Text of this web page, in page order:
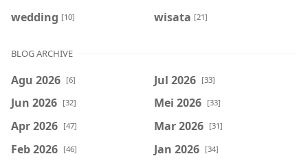
wedding [10] wisata [21]
BLOG ARCHIVE
Agu 2026 [6] Jul 2026 [33]
Jun 2026 [32] Mei 2026 [33]
Apr 2026 [47] Mar 2026 [31]
Feb 2026 [46] Jan 2026 [34]